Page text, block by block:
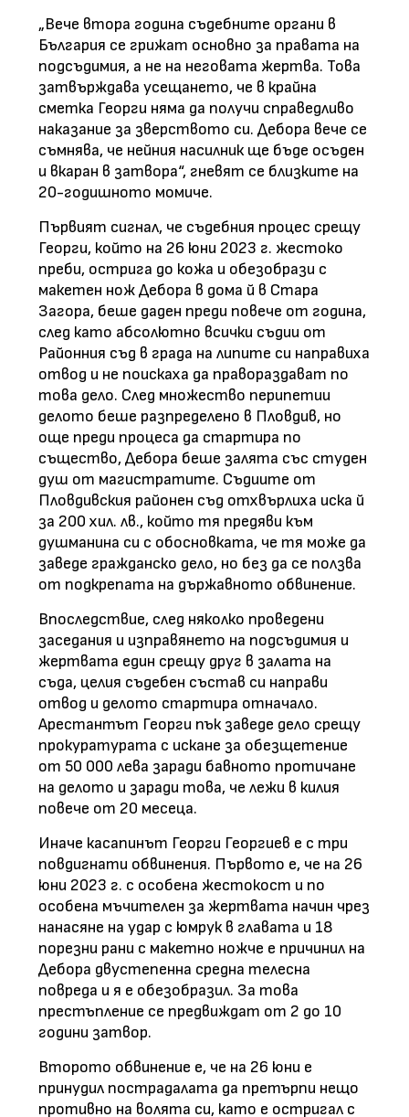
„Вече втора година съдебните органи в
България се грижат основно за правата на
подсъдимия, а не на неговата жертва. Това
затвърждава усещането, че в крайна
сметка Георги няма да получи справедливо
наказание за зверството си. Дебора вече се
съмнява, че нейния насилник ще бъде осъден
и вкаран в затвора“, гневят се близките на
20-годишното момиче.
Първият сигнал, че съдебния процес срещу
Георги, който на 26 юни 2023 г. жестоко
преби, острига до кожа и обезобрази с
макетен нож Дебора в дома й в Стара
Загора, беше даден преди повече от година,
след като абсолютно всички съдии от
Районния съд в града на липите си направиха
отвод и не поискаха да правораздават по
това дело. След множество перипетии
делото беше разпределено в Пловдив, но
още преди процеса да стартира по
същество, Дебора беше залята със студен
душ от магистратите. Съдиите от
Пловдивския районен съд отхвърлиха иска й
за 200 хил. лв., който тя предяви към
душманина си с обосновката, че тя може да
заведе гражданско дело, но без да се ползва
от подкрепата на държавното обвинение.
Впоследствие, след няколко проведени
заседания и изправянето на подсъдимия и
жертвата един срещу друг в залата на
съда, целия съдебен състав си направи
отвод и делото стартира отначало.
Арестантът Георги пък заведе дело срещу
прокуратурата с искане за обезщетение
от 50 000 лева заради бавното протичане
на делото и заради това, че лежи в килия
повече от 20 месеца.
Иначе касапинът Георги Георгиев е с три
повдигнати обвинения. Първото е, че на 26
юни 2023 г. с особена жестокост и по
особена мъчителен за жертвата начин чрез
нанасяне на удар с юмрук в главата и 18
порезни рани с макетно ножче е причинил на
Дебора двустепенна средна телесна
повреда и я е обезобразил. За това
престъпление се предвиждат от 2 до 10
години затвор.
Второто обвинение е, че на 26 юни е
принудил пострадалата да претърпи нещо
противно на волята си, като е остригал с